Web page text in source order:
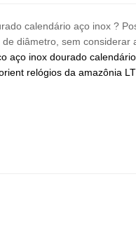
calendário aço inox ?
de diâmetro, sem
aço inox dourado
relógios da amazônia